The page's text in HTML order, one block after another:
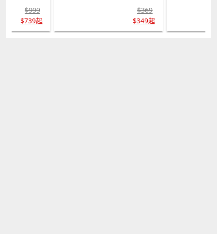
$999
$739起
$369
$349起